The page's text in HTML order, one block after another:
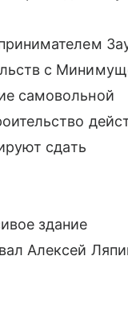
с
самовольной
сдать
здание
Алексей